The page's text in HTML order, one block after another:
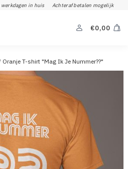
in huis Achteraf betalen mogelijk
€0,00
Oranje T-shirt "Mag Ik Je Nummer??"